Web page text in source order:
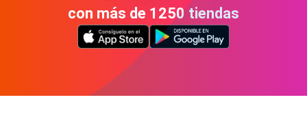
con más de 1250 tiendas